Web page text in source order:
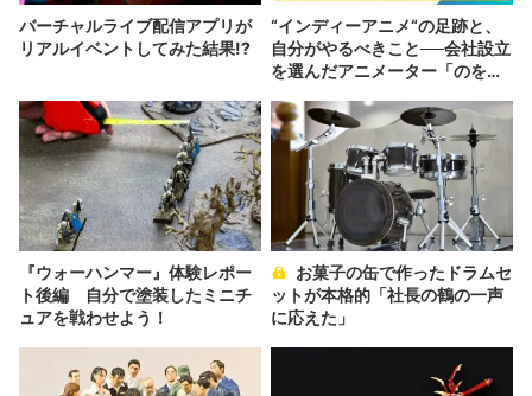
バーチャルライブ配信アプリが
リアルイベントしてみた結果!?
“インディーアニメ“の足跡と、
自分がやるべきこと──会社設立
を選んだアニメーター「のを
『ウォーハンマー』体験レポー
ト後編 自分で塗装したミニチ
ュアを戦わせよう！
ットが本格的「社長の鶴の一声
に応えた」